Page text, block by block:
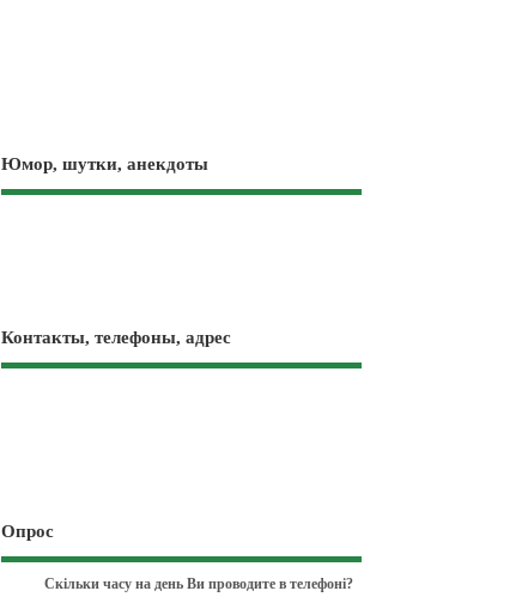
Юмор, шутки, анекдоты
Контакты, телефоны, адрес
Опрос
Скільки часу на день Ви проводите в телефоні?